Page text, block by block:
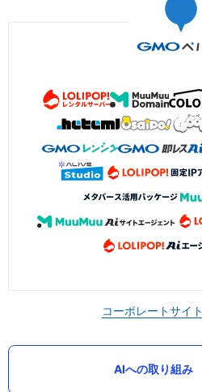
コーポレートサイト
AIへの取り組み